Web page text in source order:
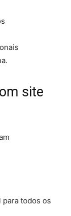
site
todos os